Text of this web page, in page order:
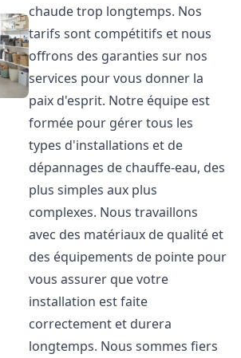
chaude trop longtemps. Nos
tarifs sont compétitifs et nous
offrons des garanties sur nos
services pour vous donner la
paix d'esprit. Notre équipe est
formée pour gérer tous les
types d'installations et de
dépannages de chauffe-eau, des
plus simples aux plus
complexes. Nous travaillons
avec des matériaux de qualité et
des équipements de pointe pour
vous assurer que votre
installation est faite
correctement et durera
longtemps. Nous sommes fiers